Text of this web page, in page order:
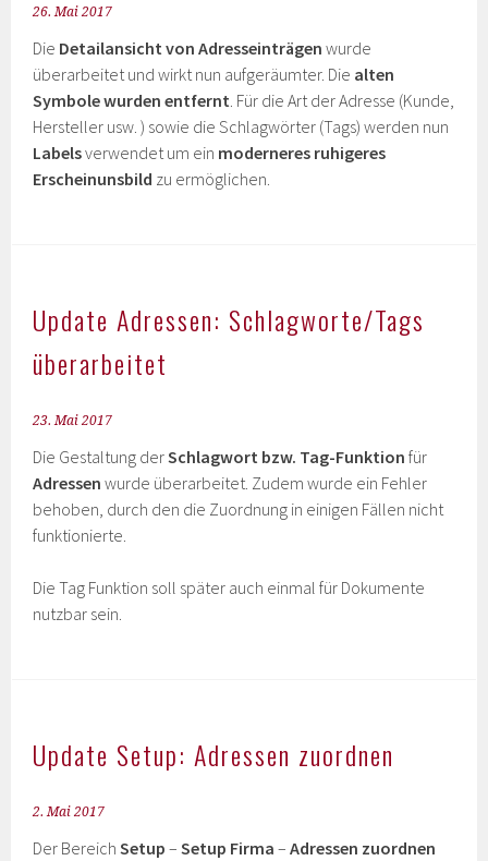
26. Mai 2017
Die Detailansicht von Adresseinträgen wurde
überarbeitet und wirkt nun aufgeräumter. Die alten
Symbole wurden entfernt. Für die Art der Adresse (Kunde,
Hersteller usw. ) sowie die Schlagwörter (Tags) werden nun
Labelsverwendet um ein moderneres ruhigeres
Erscheinunsbild zu ermöglichen.
Update Adressen: Schlagworte/Tags
überarbeitet
23. Mai 2017
Die Gestaltung derSchlagwort bzw. Tag-Funktion für
Adressen wurde überarbeitet. Zudem wurde ein Fehler
behoben, durch den die Zuordnung in einigen Fällen nicht
funktionierte.
Die Tag Funktion soll später auch einmal für Dokumente
nutzbar sein.
Update Setup: Adressen zuordnen
2. Mai 2017
Der BereichSetup –Setup Firma –Adressen zuordnen